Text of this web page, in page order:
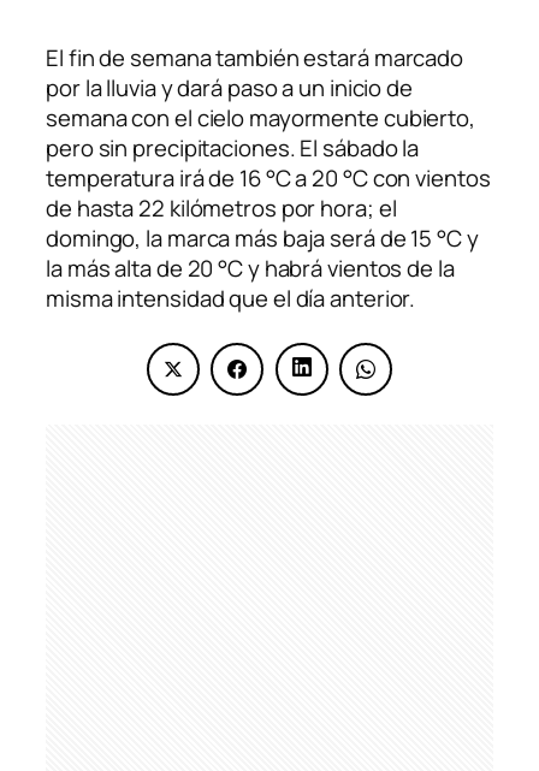
El fin de semana también estará marcado
por la lluvia y dará paso a un inicio de
semana con el cielo mayormente cubierto,
pero sin precipitaciones. El sábado la
temperatura irá de 16 °C a 20 °C con vientos
de hasta 22 kilómetros por hora; el
domingo, la marca más baja será de 15 °C y
la más alta de 20 °C y habrá vientos de la
misma intensidad que el día anterior.